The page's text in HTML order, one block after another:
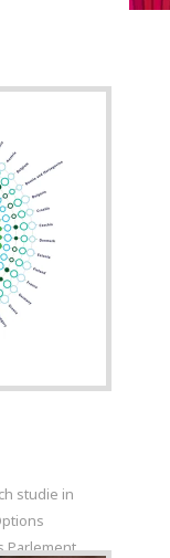
studie in
Parlement.